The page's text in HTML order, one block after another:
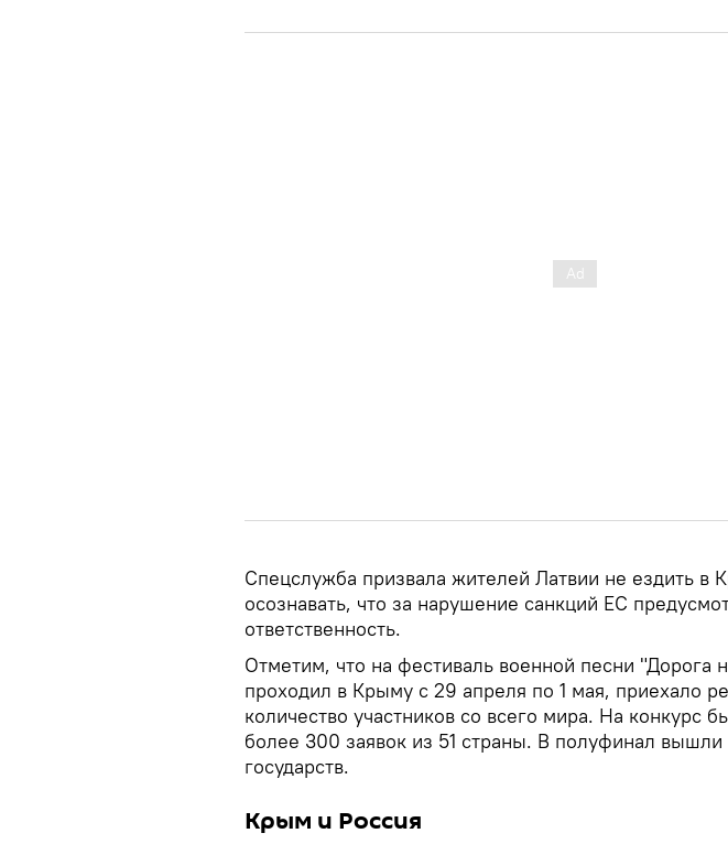
Спецслужба призвала жителей Латвии не ездить в
осознавать, что за нарушение санкций ЕС
ответственность.
Отметим, что на фестиваль военной песни "Дорога
проходил в Крыму с 29 апреля по 1 мая, приехало
количество участников со всего мира. На конкурс
более 300 заявок из 51 страны. В полуфинал вышли
государств.
Крым и Россия